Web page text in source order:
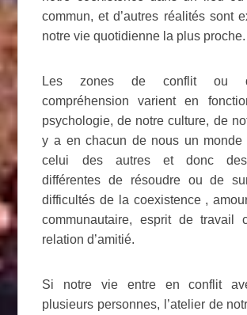
commun, et d’autres réalités sont
notre vie quotidienne la plus proche.
Les zones de conflit ou
compréhension varient en
psychologie, de notre culture, de
y a en chacun de nous un monde
celui des autres et donc des
différentes de résoudre ou de
difficultés de la coexistence ,
communautaire, esprit de travail
relation d’amitié.
Si notre vie entre en conflit
plusieurs personnes, l’atelier de